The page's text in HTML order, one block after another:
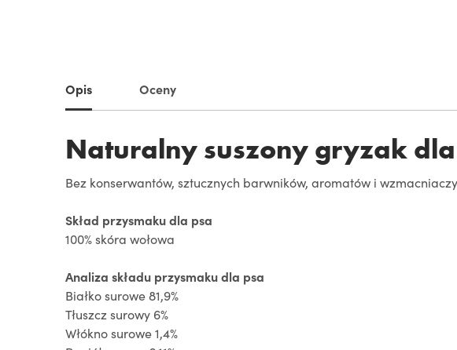
Opis Oceny
Naturalny suszony gryzak
Bez konserwantów, sztucznych barwników, aromatów i
Skład przysmaku dla psa
100% skóra wołowa
Analiza składu przysmaku dla psa
Białko surowe 81,9%
Tłuszcz surowy 6%
Włókno surowe 1,4%